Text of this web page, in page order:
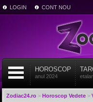
LOGIN CONT NOU
HOROSCOP
anul 2024
Zodiac24.ro> Horoscop Vedete>